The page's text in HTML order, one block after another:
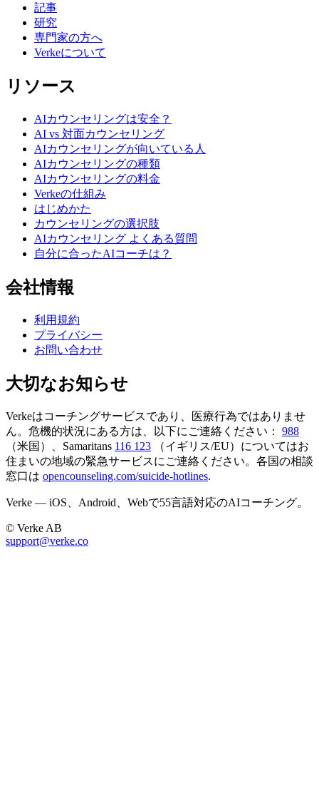
記事
研究
専門家の方へ
Verkeについて
リソース
AIカウンセリングは安全？
AI vs 対面カウンセリング
AIカウンセリングが向いている人
AIカウンセリングの種類
AIカウンセリングの料金
Verkeの仕組み
はじめかた
カウンセリングの選択肢
AIカウンセリング よくある質問
自分に合ったAIコーチは？
会社情報
利用規約
プライバシー
お問い合わせ
大切なお知らせ
Verkeはコーチングサービスであり、医療行為ではありませ
ん。危機的状況にある方は、以下にご連絡ください：
988
（米国）、Samaritans 116 123
（イギリス/EU）についてはお
住まいの地域の緊急サービスにご連絡ください。各国の相談
窓口は opencounseling.com/suicide-hotlines.
Verke — iOS、Android、Webで55言語対応のAIコーチング。
© Verke AB
support@verke.co